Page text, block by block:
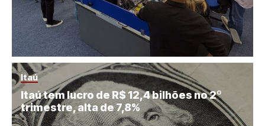
Itaú
Itaú tem lucro de R$ 12,4 bilhões no 2º
trimestre, alta de 7,8%